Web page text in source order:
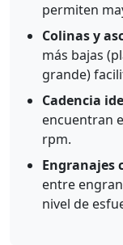
permiten
Colinas y
más bajas
grande)
Cadencia
encuentran
rpm.
Engranajes
entre
nivel de